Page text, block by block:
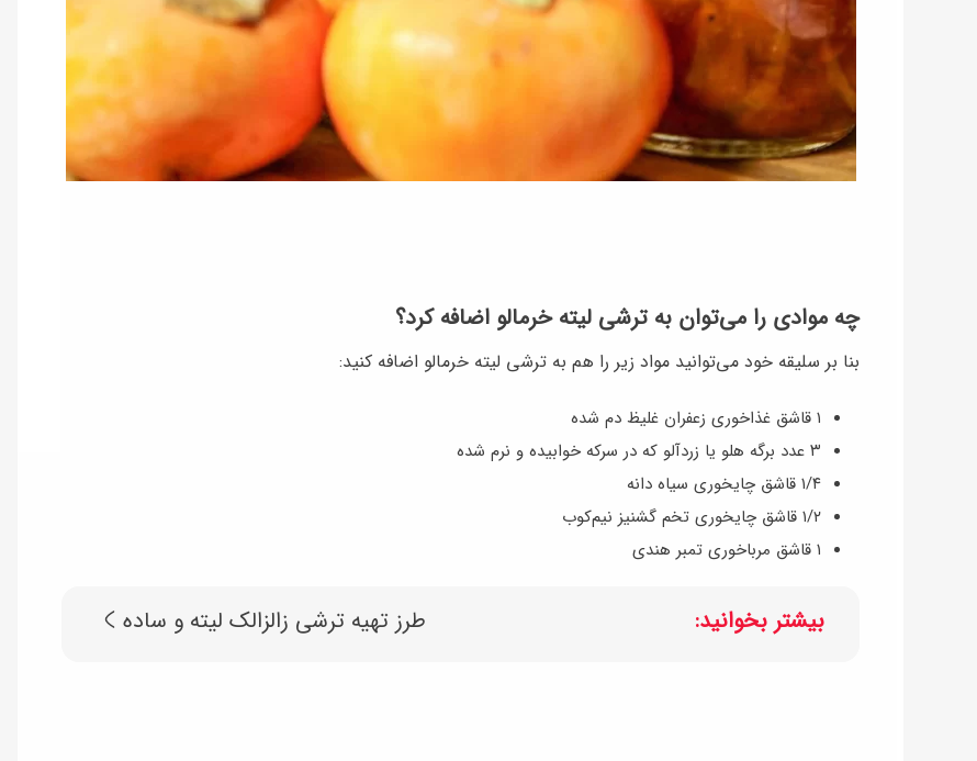
چه موادی را می‌توان به ترشی لیته خرمالو اضافه کرد؟
بنا بر سلیقه خود می‌توانید مواد زیر را هم به ترشی لیته خرمالو اضافه کنید:
۱ قاشق غذاخوری زعفران غلیظ دم شده
۳ عدد برگه هلو یا زردآلو که در سرکه خوابیده و نرم شده
۱/۴ قاشق چایخوری سیاه دانه
۱/۲ قاشق چایخوری تخم گشنیز نیم‌کوب
۱ قاشق مرباخوری تمبر هندی
بیشتر بخوانید: طرز تهیه ترشی زالزالک لیته و ساده